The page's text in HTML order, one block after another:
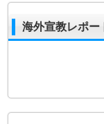
海外宣教レポー